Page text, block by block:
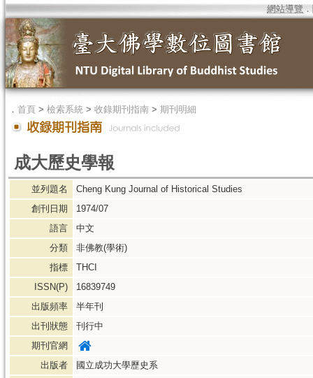
網站導覽 ．
． 首頁 > 檢索系統 > 收錄期刊指南 > 期刊明細
成大歷史學報
並列題名
Cheng Kung Journal of Historical Studies
創刊日期
1974/07
語言
中文
分類
非佛教(學術)
指標
THCI
ISSN(P)
16839749
出版頻率
半年刊
出刊狀態
刊行中
期刊官網
出版者
國立成功大學歷史系